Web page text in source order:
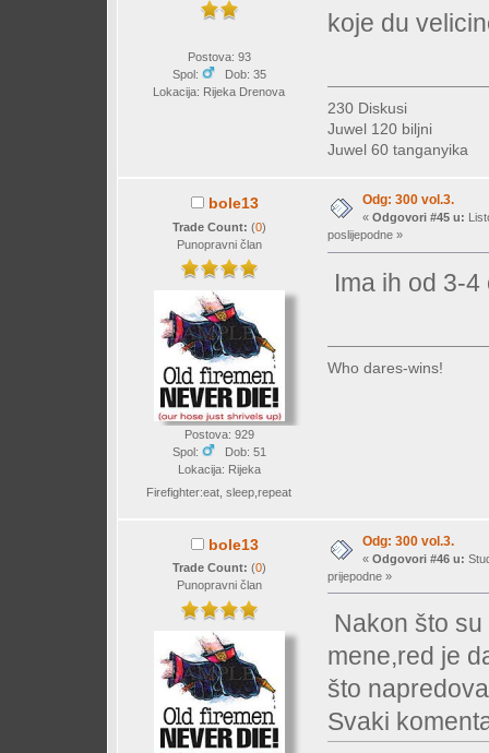
Postova: 93
Spol:
Dob: 35
Lokacija: Rijeka Drenova
koje du
230 Diskusi
Juwel 120 biljni
Juwel 60 tanganyika
bole13
Trade Count: (0)
Punopravni član
Postova: 929
Spol:
Dob: 51
Lokacija: Rijeka
Firefighter:eat, sleep,repeat
Odg: 300 vol.3.
« Odgovori #45 u:
poslijepodne »
Ima ih od 3-
Who dares-wins!
bole13
Trade Count: (0)
Punopravni član
Odg: 300 vol.3.
« Odgovori #46 u:
prijepodne »
Nakon što
mene,red je
što
Svaki